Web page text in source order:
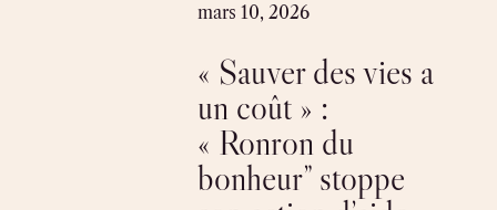
mars 10, 2026
« Sauver des vies a
un coût » :
« Ronron du
bonheur” stoppe